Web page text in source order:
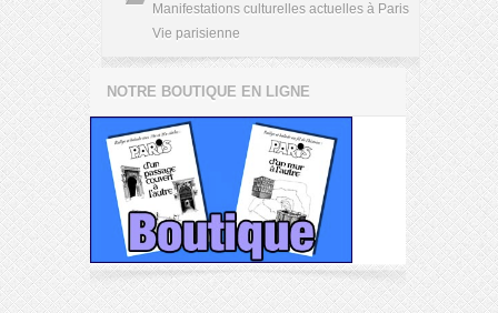
Manifestations culturelles actuelles à Paris
Vie parisienne
NOTRE BOUTIQUE EN LIGNE